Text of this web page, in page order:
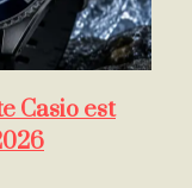
Casio est